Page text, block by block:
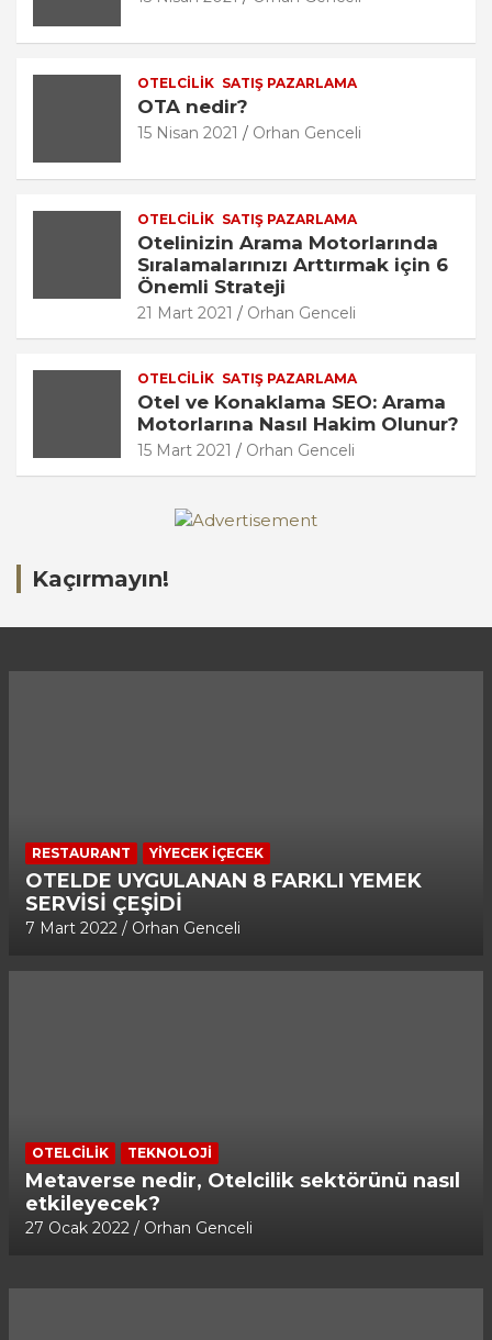
OTELCILIK SATIŞ PAZARLAMA
OTA nedir?
15 Nisan 2021 Orhan Genceli
OTELCILIK SATIŞ PAZARLAMA
Otelinizin Arama Motorlarında
Sıralamalarınızı Arttırmak için 6
Önemli Strateji
21 Mart 2021 Orhan Genceli
OTELCILIK SATIŞ PAZARLAMA
Otel ve Konaklama SEO: Arama
Motorlarına Nasıl Hakim Olunur?
15 Mart 2021 Orhan Genceli
v
t
n
t
:
Kaçırmayın!
RESTAURANT YIYECEK İÇECEK
OTELDE UYGULANAN 8 FARKLI YEMEK
SERVİSİ ÇEŞİDİ
7 Mart 2022 Orhan Genceli
OTELCILIK TEKNOLOJI
Metaverse nedir, Otelcilik sektörünü nasıl
etkileyecek?
27 Ocak 2022 Orhan Genceli